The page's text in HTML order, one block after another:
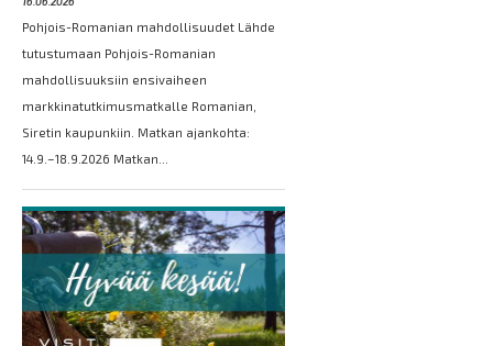
Pohjois-Romanian mahdollisuudet Lähde
tutustumaan Pohjois-Romanian
mahdollisuuksiin ensivaiheen
markkinatutkimusmatkalle Romanian,
Siretin kaupunkiin. Matkan ajankohta:
14.9.–18.9.2026 Matkan...